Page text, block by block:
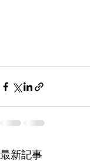
最新記事